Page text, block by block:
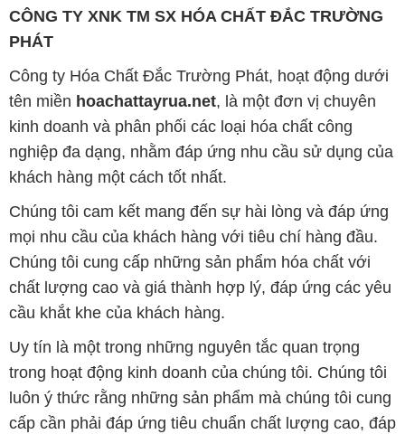
kinh doanh và phân phối các loại hóa chất công
nghiệp đa dạng, nhằm đáp ứng nhu cầu sử dụng của
khách hàng một cách tốt nhất.
Chúng tôi cam kết mang đến sự hài lòng và đáp ứng
mọi nhu cầu của khách hàng với tiêu chí hàng đầu.
Chúng tôi cung cấp những sản phẩm hóa chất với
chất lượng cao và giá thành hợp lý, đáp ứng các yêu
cầu khắt khe của khách hàng.
Uy tín là một trong những nguyên tắc quan trọng
trong hoạt động kinh doanh của chúng tôi. Chúng tôi
luôn ý thức rằng những sản phẩm mà chúng tôi cung
cấp cần phải đáp ứng tiêu chuẩn chất lượng cao, đáp
ứng yêu cầu và làm hài lòng đối tác. Đồng thời,
chúng tôi cố gắng duy trì mức giá hợp lý, nhằm xây
dựng sự phát triển và tương lai bền vững cùng đối
tác trên con đường phát triển.